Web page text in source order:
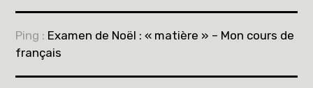
Ping : Examen de Noël : « matière » – Mon cours de
français